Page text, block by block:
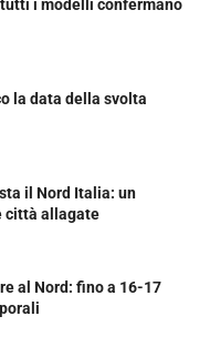
i modelli confermano
la data della svolta
il Nord Italia: un
città allagate
al Nord: fino a 16-17